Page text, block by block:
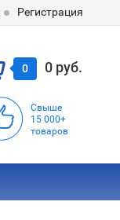
Регистрация
0 0 руб.
Свыше
15 000+
товаров